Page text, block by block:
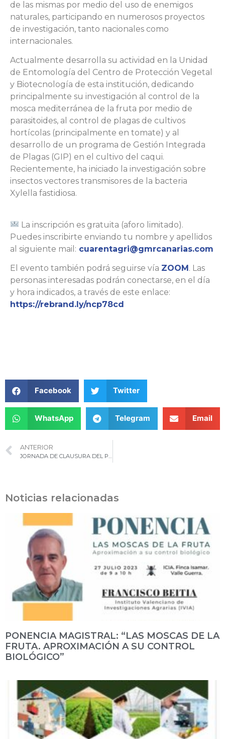
de las mismas por medio del uso de enemigos
naturales, participando en numerosos proyectos
de investigación, tanto nacionales como
internacionales.
Actualmente desarrolla su actividad en la Unidad
de Entomología del Centro de Protección Vegetal
y Biotecnología de esta institución, dedicando
principalmente su investigación al control de la
mosca mediterránea de la fruta por medio de
parasitoides, al control de plagas de cultivos
hortícolas (principalmente en tomate) y al
desarrollo de un programa de Gestión Integrada
de Plagas (GIP) en el cultivo del caqui.
Recientemente, ha iniciado la investigación sobre
insectos vectores transmisores de la bacteria
Xylella fastidiosa.
La inscripción es gratuita (aforo limitado).
Puedes inscribirte enviando tu nombre y apellidos
al siguiente mail: cuarentagri@gmrcanarias.com
El evento también podrá seguirse vía ZOOM. Las
personas interesadas podrán conectarse, en el día
y hora indicados, a través de este enlace:
https://rebrand.ly/ncp78cd
Facebook Twitter
WhatsApp Telegram Email
ANTERIOR
Noticias relacionadas
PONENCIA MAGISTRAL: “LAS MOSCAS DE LA
FRUTA. APROXIMACIÓN A SU CONTROL
BIOLÓGICO”